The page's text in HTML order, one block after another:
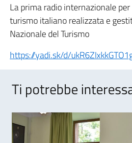
La prima radio internazionale
turismo italiano realizzata e
Nazionale del Turismo
https://yadi.sk/d/
Ti potrebbe